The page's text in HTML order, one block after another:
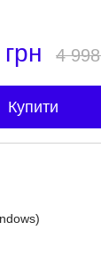
4
Купити